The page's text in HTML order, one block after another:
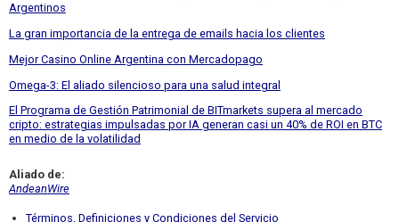
Argentinos
La gran importancia de la entrega de emails hacia los clientes
Mejor Casino Online Argentina con Mercadopago
Omega-3: El aliado silencioso para una salud integral
El Programa de Gestión Patrimonial de BITmarkets supera al mercado
cripto: estrategias impulsadas por IA generan casi un 40% de ROI en BTC
en medio de la volatilidad
Aliado de:
AndeanWire
Términos, Definiciones y Condiciones del Servicio